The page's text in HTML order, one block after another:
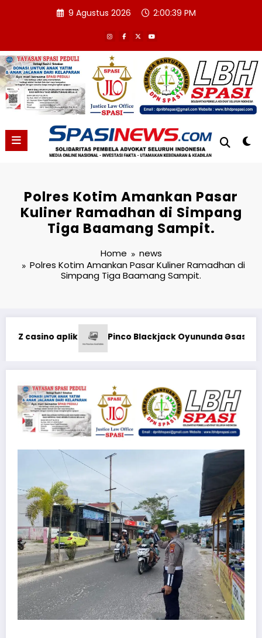
9 Agustus 2026 2:00:39 PM
Polres Kotim Amankan Pasar
Kuliner Ramadhan di Simpang
Tiga Baamang Sampit.
Home
news
Polres Kotim Amankan Pasar Kuliner Ramadhan di
Simpang Tiga Baamang Sampit.
Əsas Strategiyalar: Şans və Bacarıq Balansı –
Kodaeral XII Gelar